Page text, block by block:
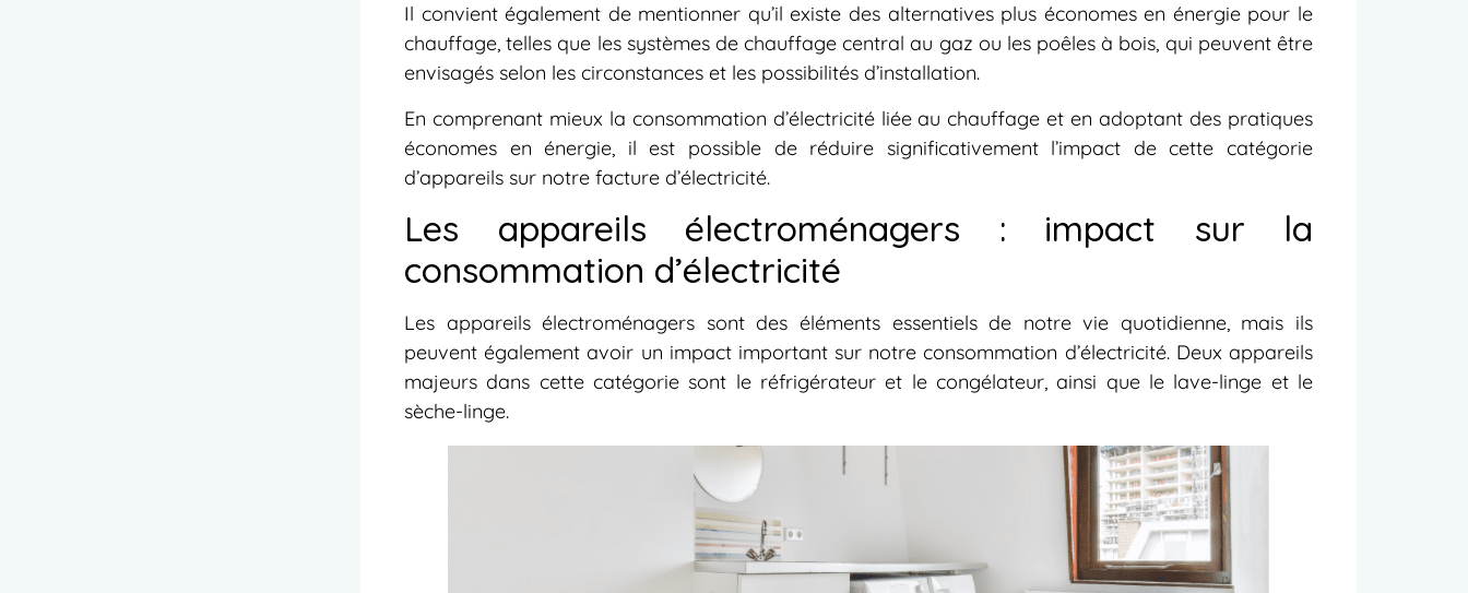
Il convient également de mentionner qu’il existe des alternatives plus économes en énergie pour le
chauffage, telles que les systèmes de chauffage central au gaz ou les poêles à bois, qui peuvent être
envisagés selon les circonstances et les possibilités d’installation.
En comprenant mieux la consommation d’électricité liée au chauffage et en adoptant des pratiques
économes en énergie, il est possible de réduire significativement l’impact de cette catégorie
d’appareils sur notre facture d’électricité.
Les appareils électroménagers : impact sur la
consommation d’électricité
Les appareils électroménagers sont des éléments essentiels de notre vie quotidienne, mais ils
peuvent également avoir un impact important sur notre consommation d’électricité. Deux appareils
majeurs dans cette catégorie sont le réfrigérateur et le congélateur, ainsi que le lave-linge et le
sèche-linge.